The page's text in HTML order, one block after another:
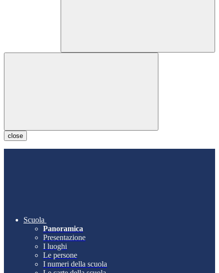
close
Scuola
Panoramica
Presentazione
I luoghi
Le persone
I numeri della scuola